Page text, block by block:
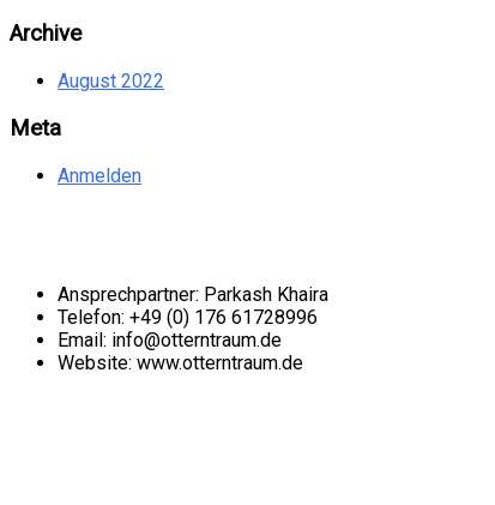
Archive
August 2022
Meta
Anmelden
Ansprechpartner: Parkash Khaira
Telefon: +49 (0) 176 61728996
Email: info@otterntraum.de
Website: www.otterntraum.de